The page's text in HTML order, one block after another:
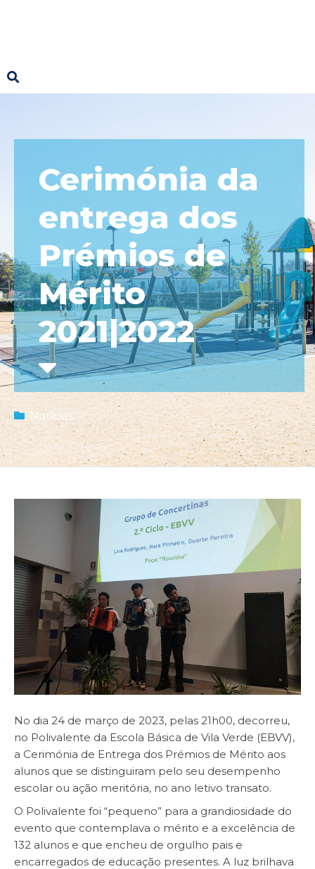
Cerimónia da
entrega dos
Prémios de
Mérito
2021|2022
Notícias
No dia 24 de março de 2023, pelas 21h00, decorreu,
no Polivalente da Escola Básica de Vila Verde (EBVV),
a Cerimónia de Entrega dos Prémios de Mérito aos
alunos que se distinguiram pelo seu desempenho
escolar ou ação meritória, no ano letivo transato.
O Polivalente foi “pequeno” para a grandiosidade do
evento que contemplava o mérito e a excelência de
132 alunos e que encheu de orgulho pais e
encarregados de educação presentes. A luz brilhava